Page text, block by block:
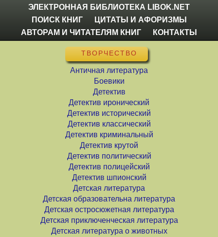
ЭЛЕКТРОННАЯ БИБЛИОТЕКА LIBOK.NET
ПОИСК КНИГ
ЦИТАТЫ И АФОРИЗМЫ
АВТОРАМ И ЧИТАТЕЛЯМ КНИГ
КОНТАКТЫ
ТВОРЧЕСТВО
Античная литература
Боевики
Детектив
Детектив иронический
Детектив исторический
Детектив классический
Детектив криминальный
Детектив крутой
Детектив политический
Детектив полицейский
Детектив шпионский
Детская литература
Детская образовательна литература
Детская остросюжетная литература
Детская приключенческая литература
Детская литература о животных